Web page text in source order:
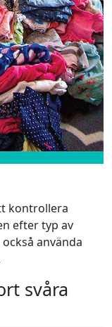
kontrollera
efter typ av
använda
svåra